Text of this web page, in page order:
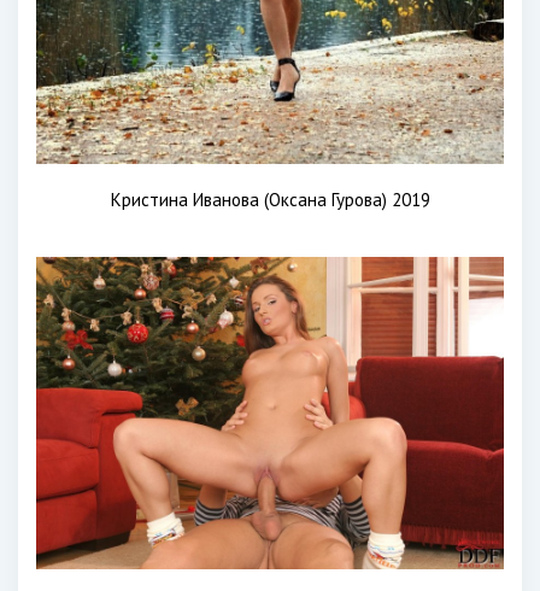
Кристина Иванова (Оксана Гурова) 2019